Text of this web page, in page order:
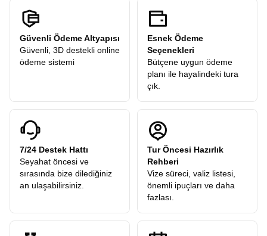
Güvenli Ödeme Altyapısı
Güvenli, 3D destekli online
ödeme sistemi
Esnek Ödeme
Seçenekleri
Bütçene uygun ödeme
planı ile hayalindeki tura
çık.
7/24 Destek Hattı
Seyahat öncesi ve
sırasında bize dilediğiniz
an ulaşabilirsiniz.
Tur Öncesi Hazırlık
Rehberi
Vize süreci, valiz listesi,
önemli ipuçları ve daha
fazlası.